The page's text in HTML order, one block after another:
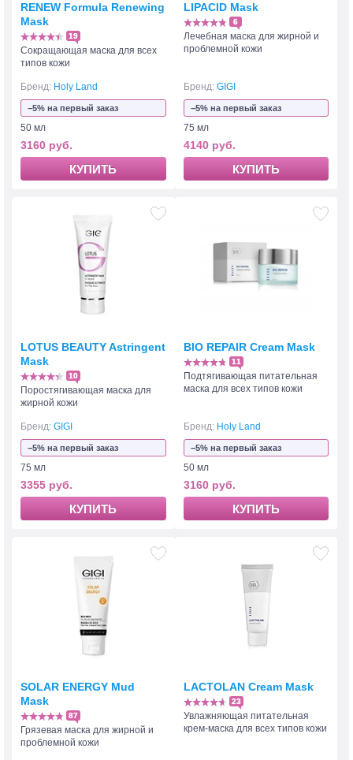
RENEW Formula Renewing
Mask
19
Сокращающая маска для всех
типов кожи
Бренд: Holy Land
−5% на первый заказ
50 мл
3160 руб.
КУПИТЬ
LIPACID Mask
6
Лечебная маска для жирной и
проблемной кожи
Бренд: GIGI
−5% на первый заказ
75 мл
4140 руб.
КУПИТЬ
LOTUS BEAUTY Astringent
Mask
10
Поростягивающая маска для
жирной кожи
Бренд: GIGI
−5% на первый заказ
75 мл
3355 руб.
КУПИТЬ
BIO REPAIR Cream Mask
11
Подтягивающая питательная
маска для всех типов кожи
Бренд: Holy Land
−5% на первый заказ
50 мл
3160 руб.
КУПИТЬ
SOLAR ENERGY Mud
Mask
87
Грязевая маска для жирной и
проблемной кожи
LACTOLAN Cream Mask
23
Увлажняющая питательная
крем-маска для всех типов кожи